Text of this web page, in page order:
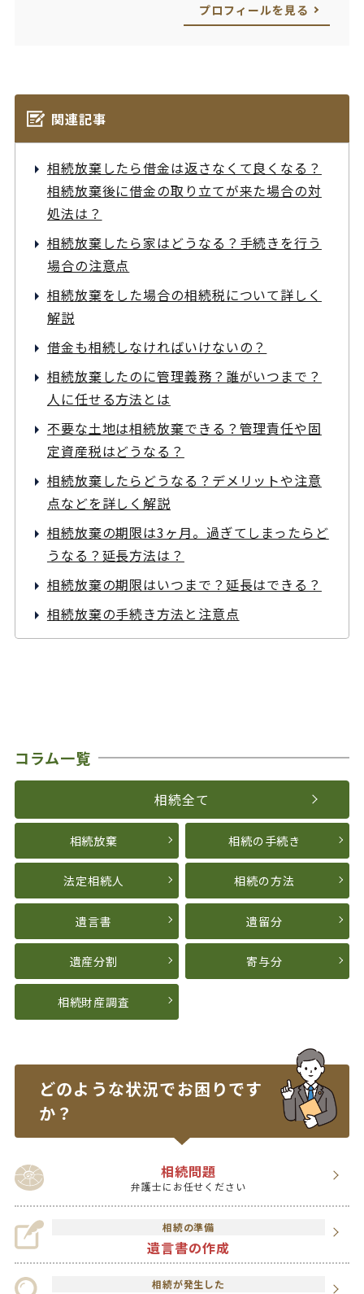
プロフィールを見る
関連記事
相続放棄したら借金は返さなくて良くなる？
相続放棄後に借金の取り立てが来た場合の対
処法は？
相続放棄したら家はどうなる？手続きを行う
場合の注意点
相続放棄をした場合の相続税について詳しく
解説
借金も相続しなければいけないの？
相続放棄したのに管理義務？誰がいつまで？
人に任せる方法とは
不要な土地は相続放棄できる？管理責任や固
定資産税はどうなる？
相続放棄したらどうなる？デメリットや注意
点などを詳しく解説
相続放棄の期限は3ヶ月。過ぎてしまったらど
うなる？延長方法は？
相続放棄の期限はいつまで？延長はできる？
相続放棄の手続き方法と注意点
コラム一覧
相続全て
相続放棄 相続の手続き
法定相続人 相続の方法
遺言書 遺留分
遺産分割 寄与分
相続財産調査
どのような状況でお困りです
か？
相続問題
弁護士にお任せください
相続の準備
遺言書の作成
相続が発生した